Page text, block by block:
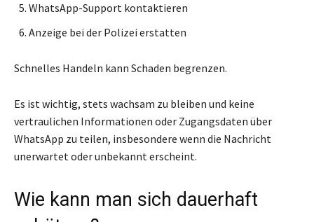
WhatsApp-Support kontaktieren
Anzeige bei der Polizei erstatten
Schnelles Handeln kann Schaden begrenzen.
Es ist wichtig, stets wachsam zu bleiben und keine
vertraulichen Informationen oder Zugangsdaten über
WhatsApp zu teilen, insbesondere wenn die Nachricht
unerwartet oder unbekannt erscheint.
Wie kann man sich dauerhaft